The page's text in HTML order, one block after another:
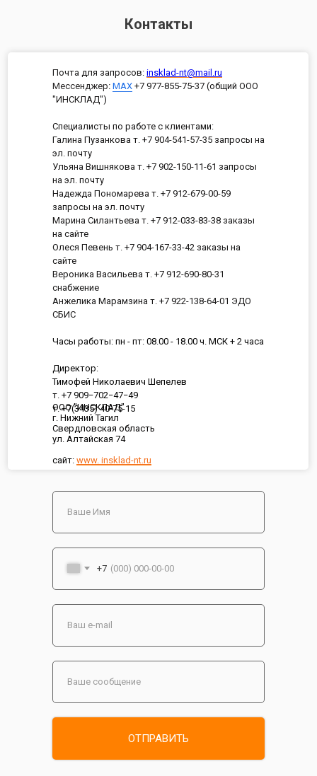
Контакты
ООО "ИНСКЛАД"
г. Нижний Тагил
Свердловская область
ул. Алтайская 74
сайт: www. insklad-nt.ru
Почта для запросов: insklad-nt@mail.ru
Мессенджер: MAX +7 977-855-75-37 (общий ООО
"ИНСКЛАД")
Специалисты по работе с клиентами:
Галина Пузанкова т. +7 904-541-57-35 запросы на
эл. почту
Ульяна Вишнякова т. +7 902-150-11-61 запросы
на эл. почту
Надежда Пономарева т. +7 912-679-00-59
запросы на эл. почту
Марина Силантьева т. +7 912-033-83-38 заказы
на сайте
Олеся Певень т. +7 904-167-33-42 заказы на
сайте
Вероника Васильева т. +7 912-690-80-31
снабжение
Анжелика Марамзина т. +7 922-138-64-01 ЭДО
СБИС
Часы работы: пн - пт: 08.00 - 18.00 ч. МСК + 2 часа
Директор:
Тимофей Николаевич Шепелев
т. +7 909−702−47−49
т. +7(3435) 40-75-15
+7
ОТПРАВИТЬ